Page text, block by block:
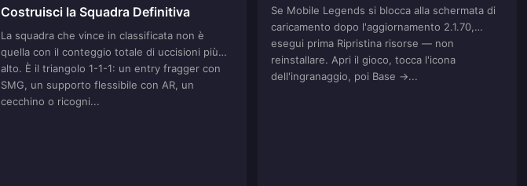
Costruisci la Squadra Definitiva
La squadra che vince in classificata non è
quella con il conteggio totale di uccisioni più
alto. È il triangolo 1-1-1: un entry fragger con
SMG, un supporto flessibile con AR, un
cecchino o ricogni...
l'aggiornamento 2.1.70? La vera
sequenza di ripristino nel 2026
Se Mobile Legends si blocca alla schermata di
caricamento dopo l'aggiornamento 2.1.70,
esegui prima Ripristina risorse — non
reinstallare. Apri il gioco, tocca l'icona
dell'ingranaggio, poi Base →...